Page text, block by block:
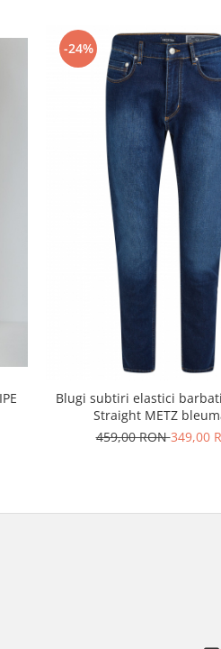
-24%
Blugi subtiri elastici barbati
Straight METZ
459,00 RON349,00